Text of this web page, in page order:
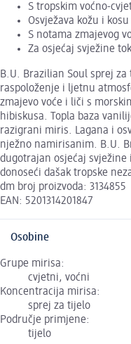
S tropskim voćno-
Osvježava kožu i kosu
S notama zmajevog
Za osjećaj svježine
B.U. Brazilian Soul sprej
raspoloženje i ljetnu
zmajevo voće i liči s
hibiskusa. Topla baza
razigrani miris. Lagana i
nježno namirisanim. B.U.
dugotrajan osjećaj svježine
donoseći dašak tropske
dm broj proizvoda: 3134855
EAN: 5201314201847
Osobine
Grupe mirisa:
cvjetni, voćni
Koncentracija mirisa:
sprej za tijelo
Područje primjene:
tijelo